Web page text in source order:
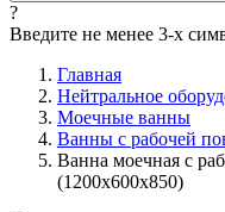
?
Введите не менее 3-х
Главная
Нейтральное
Моечные ванны
Ванны с рабочей
Ванна моечная с
(1200х600х850)